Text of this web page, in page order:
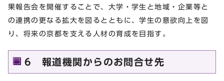
果報告会を開催することで、大学・学生と地域・企業等と
の連携の更なる拡大を図るとともに、学生の意欲向上を図
り、将来の京都を支える人材の育成を目指す。
6 報道機関からのお問合せ先